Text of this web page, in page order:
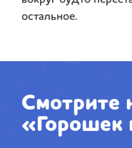
остальное.
Смотрите
«Горошек